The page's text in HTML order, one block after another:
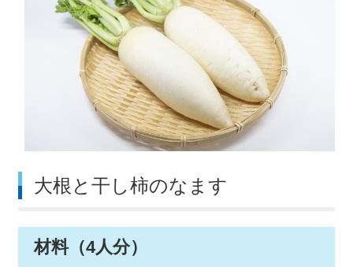
大根と干し柿のなます
材料（4人分）